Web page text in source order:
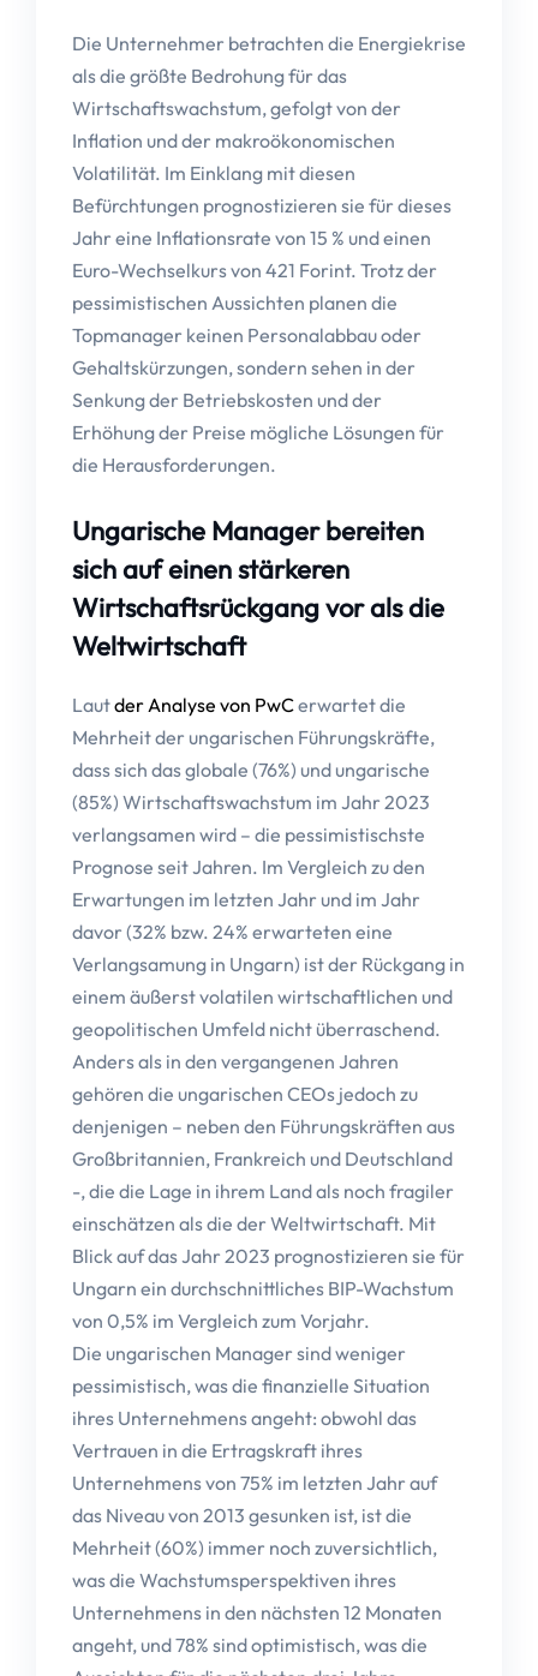
Die Unternehmer betrachten die Energiekrise
als die größte Bedrohung für das
Wirtschaftswachstum, gefolgt von der
Inflation und der makroökonomischen
Volatilität. Im Einklang mit diesen
Befürchtungen prognostizieren sie für dieses
Jahr eine Inflationsrate von 15 % und einen
Euro-Wechselkurs von 421 Forint. Trotz der
pessimistischen Aussichten planen die
Topmanager keinen Personalabbau oder
Gehaltskürzungen, sondern sehen in der
Senkung der Betriebskosten und der
Erhöhung der Preise mögliche Lösungen für
die Herausforderungen.
Ungarische Manager bereiten
sich auf einen stärkeren
Wirtschaftsrückgang vor als die
Weltwirtschaft
Lautder Analyse von PwCerwartet die
Mehrheit der ungarischen Führungskräfte,
dass sich das globale (76%) und ungarische
(85%) Wirtschaftswachstum im Jahr 2023
verlangsamen wird – die pessimistischste
Prognose seit Jahren. Im Vergleich zu den
Erwartungen im letzten Jahr und im Jahr
davor (32% bzw. 24% erwarteten eine
Verlangsamung in Ungarn) ist der Rückgang in
einem äußerst volatilen wirtschaftlichen und
geopolitischen Umfeld nicht überraschend.
Anders als in den vergangenen Jahren
gehören die ungarischen CEOs jedoch zu
denjenigen – neben den Führungskräften aus
Großbritannien, Frankreich und Deutschland
-, die die Lage in ihrem Land als noch fragiler
einschätzen als die der Weltwirtschaft. Mit
Blick auf das Jahr 2023 prognostizieren sie für
Ungarn ein durchschnittliches BIP-Wachstum
von 0,5% im Vergleich zum Vorjahr.
Die ungarischen Manager sind weniger
pessimistisch, was die finanzielle Situation
ihres Unternehmens angeht: obwohl das
Vertrauen in die Ertragskraft ihres
Unternehmens von 75% im letzten Jahr auf
das Niveau von 2013 gesunken ist, ist die
Mehrheit (60%) immer noch zuversichtlich,
was die Wachstumsperspektiven ihres
Unternehmens in den nächsten 12 Monaten
angeht, und 78% sind optimistisch, was die